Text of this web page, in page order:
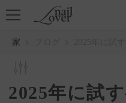
コンテンツにスキップ
家
2025年に試